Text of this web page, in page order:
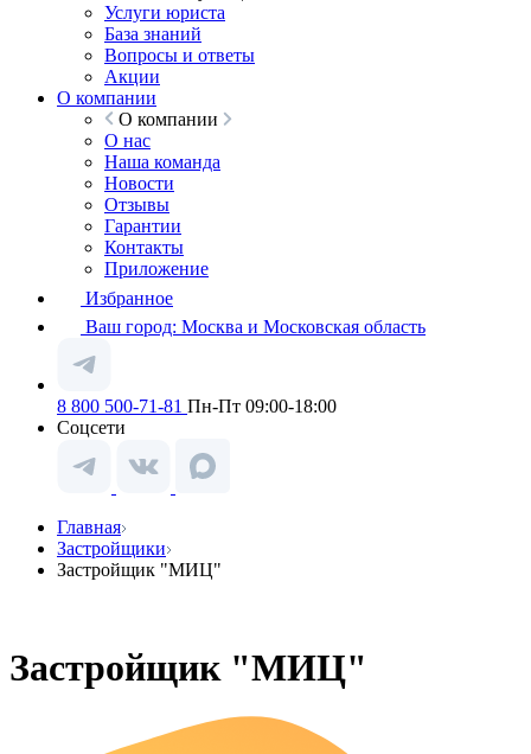
Услуги юриста
База знаний
Вопросы и ответы
Акции
О компании
О компании
О нас
Наша команда
Новости
Отзывы
Гарантии
Контакты
Приложение
Избранное
Ваш город: Москва и Московская область
8 800 500-71-81 Пн-Пт 09:00-18:00
Соцсети
Главная
Застройщики
Застройщик "МИЦ"
Застройщик "МИЦ"